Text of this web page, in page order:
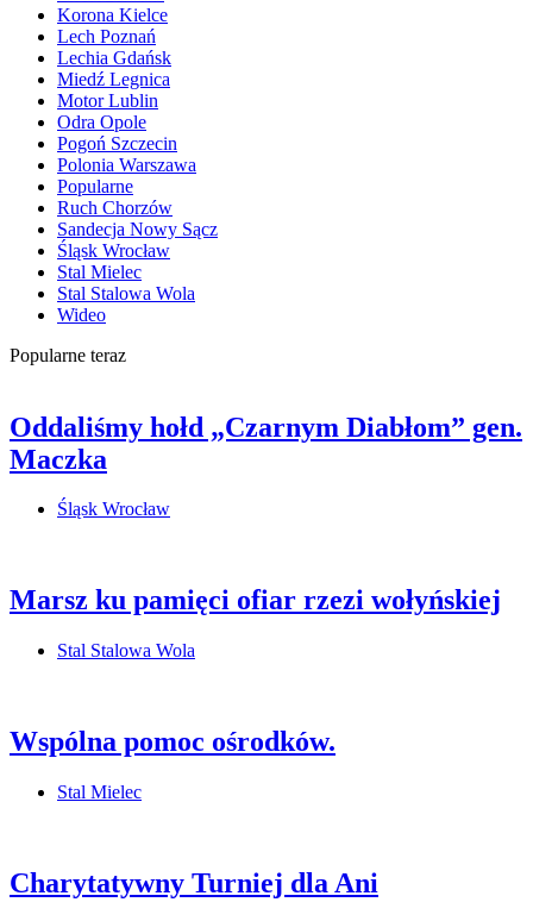
Korona Kielce
Lech Poznań
Lechia Gdańsk
Miedź Legnica
Motor Lublin
Odra Opole
Pogoń Szczecin
Polonia Warszawa
Popularne
Ruch Chorzów
Sandecja Nowy Sącz
Śląsk Wrocław
Stal Mielec
Stal Stalowa Wola
Wideo
Popularne teraz
Oddaliśmy hołd „Czarnym Diabłom” gen.
Maczka
Śląsk Wrocław
Marsz ku pamięci ofiar rzezi wołyńskiej
Stal Stalowa Wola
Wspólna pomoc ośrodków.
Stal Mielec
Charytatywny Turniej dla Ani